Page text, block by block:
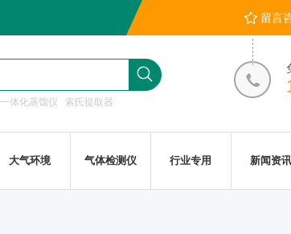
留言
一体化蒸馏仪 索氏提取器
大气环境 气体检测仪 行业专用 新闻资讯